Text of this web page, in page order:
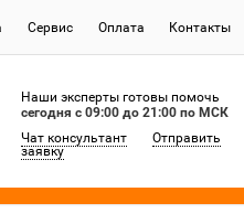
Сервис Оплата Контакты
Наши эксперты готовы помочь
сегодня c 09:00 до 21:00 по МСК
Чат консультант
Отправить
заявку